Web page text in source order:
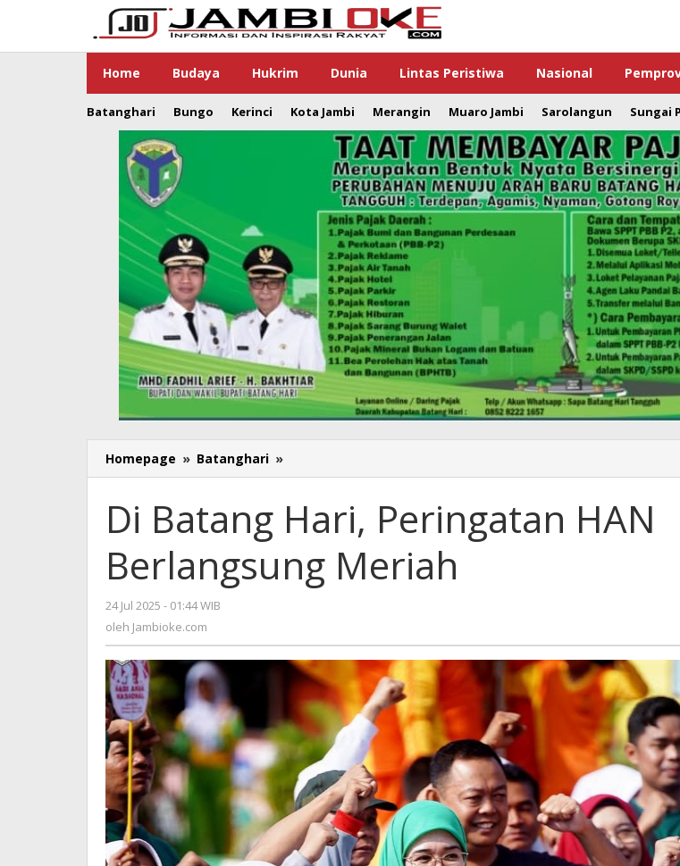
Home Budaya Hukrim Dunia Lintas Peristiwa Nasional
Batanghari Bungo Kerinci Kota Jambi Merangin Muaro Jambi Sarolangun Sungai
Homepage » Batanghari »
Batang
Peringatan
HAN
Berlangsung
Meriah
Di Batang Hari, Peringatan HAN
Berlangsung Meriah
24 Jul 2025 - 01:44 WIB
oleh Jambioke.com